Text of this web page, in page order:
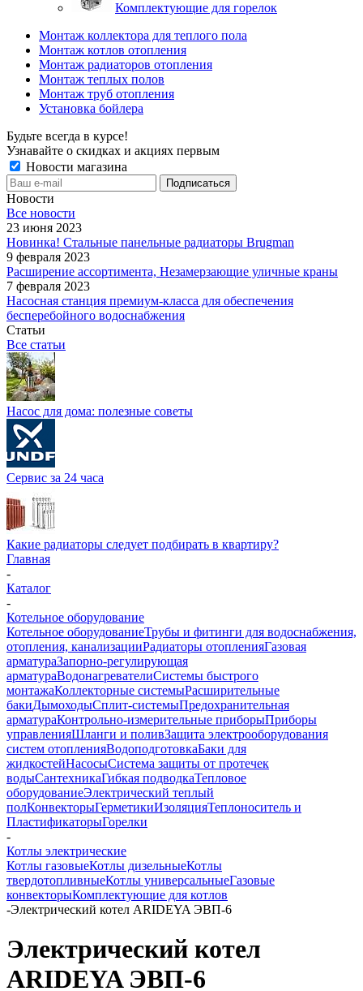
Комплектующие для горелок
Монтаж коллектора для теплого пола
Монтаж котлов отопления
Монтаж радиаторов отопления
Монтаж теплых полов
Монтаж труб отопления
Установка бойлера
Будьте всегда в курсе!
Узнавайте о скидках и акциях первым
Новости магазина
Новости
Все новости
23 июня 2023
Новинка! Стальные панельные радиаторы Brugman
9 февраля 2023
Расширение ассортимента, Незамерзающие уличные краны
7 февраля 2023
Насосная станция премиум-класса для обеспечения
бесперебойного водоснабжения
Статьи
Все статьи
Насос для дома: полезные советы
Сервис за 24 часа
Какие радиаторы следует подбирать в квартиру?
Главная
-
Каталог
-
Котельное оборудование
Котельное оборудованиеТрубы и фитинги для водоснабжения,
отопления, канализацииРадиаторы отопленияГазовая
арматураЗапорно-регулирующая
арматураВодонагревателиСистемы быстрого
монтажаКоллекторные системыРасширительные
бакиДымоходыСплит-системыПредохранительная
арматураКонтрольно-измерительные приборыПриборы
управленияШланги и поливЗащита электрооборудования
систем отопленияВодоподготовкаБаки для
жидкостейНасосыСистема защиты от протечек
водыСантехникаГибкая подводкаТепловое
оборудованиеЭлектрический теплый
полКонвекторыГерметикиИзоляцияТеплоноситель и
ПластификаторыГорелки
-
Котлы электрические
Котлы газовыеКотлы дизельныеКотлы
твердотопливныеКотлы универсальныеГазовые
конвекторыКомплектующие для котлов
-Электрический котел ARIDEYA ЭВП-6
Электрический котел
ARIDEYA ЭВП-6